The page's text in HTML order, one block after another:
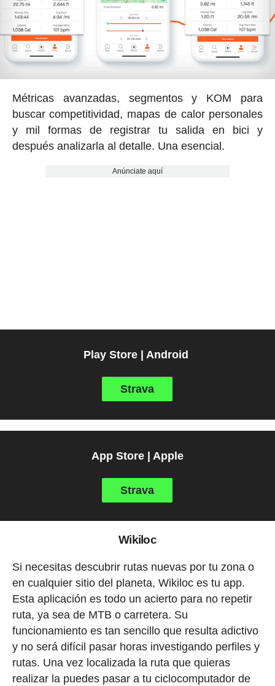
Métricas avanzadas, segmentos y KOM para
buscar competitividad, mapas de calor personales
y mil formas de registrar tu salida en bici y
después analizarla al detalle. Una esencial.
Anúnciate aquí
Play Store | Android
Strava
App Store | Apple
Strava
Wikiloc
Si necesitas descubrir rutas nuevas por tu zona o
en cualquier sitio del planeta, Wikiloc es tu app.
Esta aplicación es todo un acierto para no repetir
ruta, ya sea de MTB o carretera. Su
funcionamiento es tan sencillo que resulta adictivo
y no será difícil pasar horas investigando perfiles y
rutas. Una vez localizada la ruta que quieras
realizar la puedes pasar a tu ciclocomputador de